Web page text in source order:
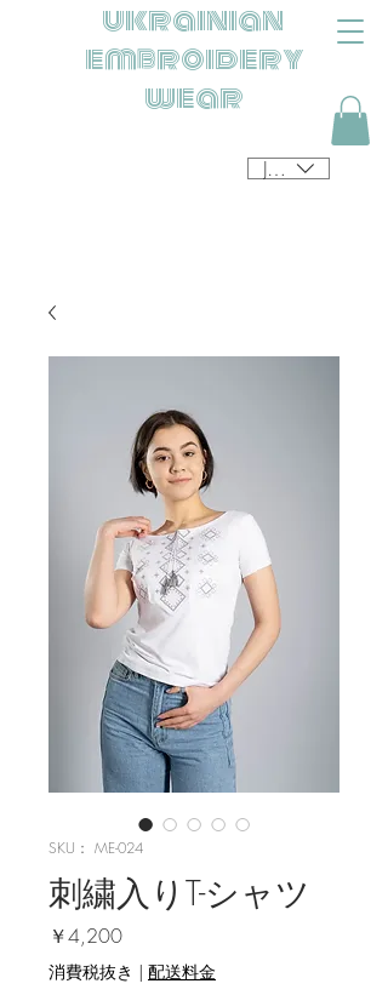
ukrainian
embroidery
wear
JPY (¥)
SKU： ME-024
刺繍入りT-シャツ
￥4,200価格
消費税抜き | 配送料金